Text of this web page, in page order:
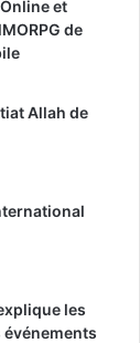
et
de
Allah de
les